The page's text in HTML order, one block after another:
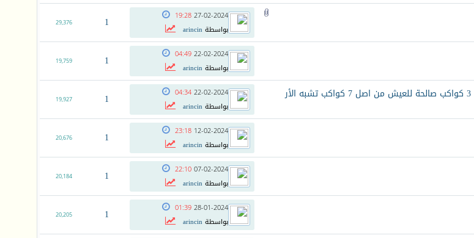
27-02-2024
19:28
بواسطةarincin
1
29,376
22-02-2024
04:49
بواسطةarincin
1
19,759
22-02-2024
04:34
بواسطةarincin
1
19,927
12-02-2024
23:18
بواسطةarincin
1
20,676
07-02-2024
22:10
بواسطةarincin
1
20,184
28-01-2024
01:39
بواسطةarincin
1
20,205